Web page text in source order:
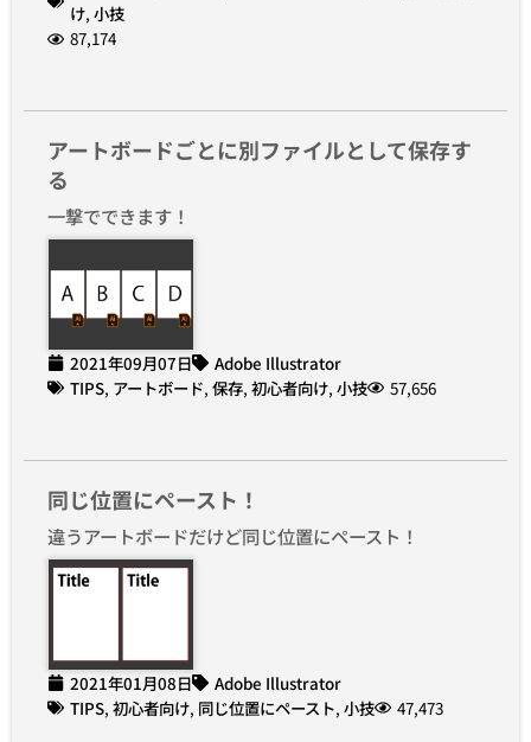
け, 小技
87,174
アートボードごとに別ファイルとして保存す
る
一撃でできます！
2021年09月07日
Adobe Illustrator
TIPS, アートボード, 保存, 初心者向け, 小技 57,656
同じ位置にペースト！
違うアートボードだけど同じ位置にペースト！
2021年01月08日
Adobe Illustrator
TIPS, 初心者向け, 同じ位置にペースト, 小技 47,473